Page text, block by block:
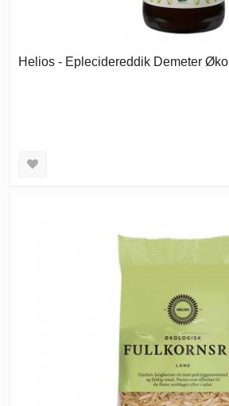
Helios - Eplecidereddik Demeter